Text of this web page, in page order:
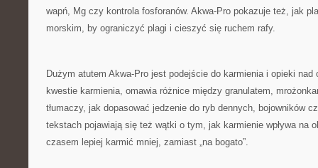
wapń, Mg czy kontrola fosforanów. Akwa-Pro pokazuje też, jak
morskim, by ograniczyć plagi i cieszyć się ruchem rafy.
Dużym atutem Akwa-Pro jest podejście do karmienia i opieki nad
kwestie karmienia, omawia różnice między granulatem,
tłumaczy, jak dopasować jedzenie do ryb dennych, bojowników
tekstach pojawiają się też wątki o tym, jak karmienie wpływa na
czasem lepiej karmić mniej, zamiast „na bogato”.